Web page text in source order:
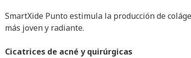
SmartXide Punto estimula la producción de
más joven y radiante.
Cicatrices de acné y quirúrgicas